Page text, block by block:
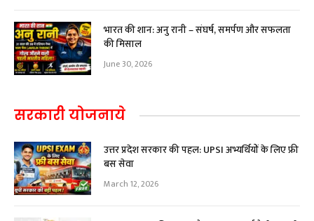
भारत की शान: अनु रानी – संघर्ष, समर्पण और सफलता
की मिसाल
June 30, 2026
सरकारी योजनाये
उत्तर प्रदेश सरकार की पहल: UPSI अभ्यर्थियों के लिए फ्री
बस सेवा
March 12, 2026